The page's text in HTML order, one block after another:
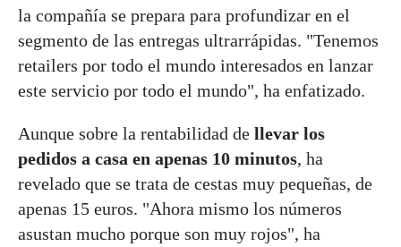
la compañía se prepara para profundizar en el
segmento de las entregas ultrarrápidas. "Tenemos
retailers por todo el mundo interesados en lanzar
este servicio por todo el mundo", ha enfatizado.
Aunque sobre la rentabilidad de llevar los
pedidos a casa en apenas 10 minutos, ha
revelado que se trata de cestas muy pequeñas, de
apenas 15 euros. "Ahora mismo los números
asustan mucho porque son muy rojos", ha